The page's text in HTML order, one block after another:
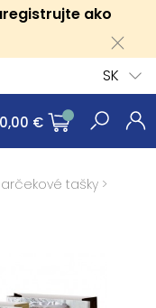
ako
SK
0,00 €
tašky >